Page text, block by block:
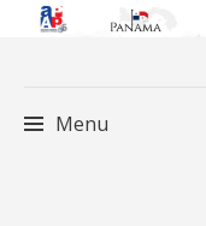
Menu